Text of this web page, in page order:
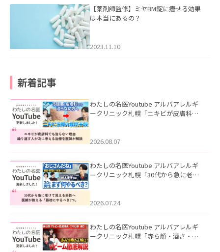
【薬剤師監修】ミヤBM錠に痩せる効果
は本当にあるの？
2023.11.10
新着記事
わたしの名医Youtube アルバアレルギ
ークリニック札幌「ニキビが皮膚科で
ました。
2026.08.07
わたしの名医Youtube アルバアレルギ
ークリニック札幌「30代から急に老け
た。
2026.07.24
わたしの名医Youtube アルバアレルギ
ークリニック札幌「赤ら顔・酒さ・ニ